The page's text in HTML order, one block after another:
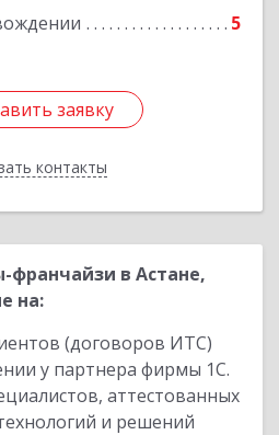
5
заявку
контакты
заявку
Назад
в Астане,
на:
(договоров ИТС)
у партнера фирмы 1С.
аттестованных
и решений